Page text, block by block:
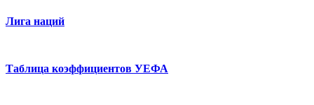
Лига наций
Таблица коэффициентов УЕФА